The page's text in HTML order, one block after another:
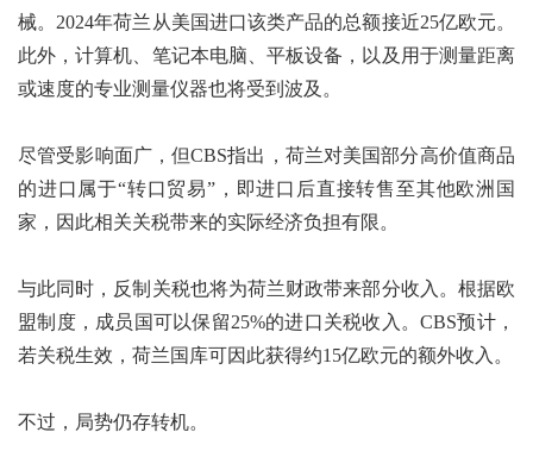
械。2024年荷兰从美国进口该类产品的总额接近25亿欧元。
此外，计算机、笔记本电脑、平板设备，以及用于测量距离
或速度的专业测量仪器也将受到波及。
尽管受影响面广，但CBS指出，荷兰对美国部分高价值商品
的进口属于“转口贸易”，即进口后直接转售至其他欧洲国
家，因此相关关税带来的实际经济负担有限。
与此同时，反制关税也将为荷兰财政带来部分收入。根据欧
盟制度，成员国可以保留25%的进口关税收入。CBS预计，
若关税生效，荷兰国库可因此获得约15亿欧元的额外收入。
不过，局势仍存转机。